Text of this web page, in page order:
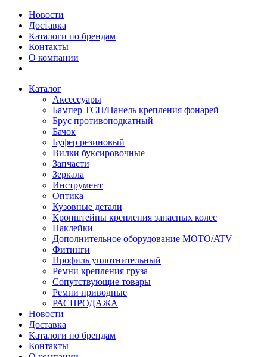
Новости
Доставка
Каталоги по брендам
Контакты
О компании
Каталог
Аксессуары
Бампер ТСП/Панель крепления фонарей
Брус противоподкатный
Бачок
Буфер резиновый
Вилки буксировочные
Запчасти
Зеркала
Инструмент
Оптика
Кузовные детали
Кронштейны крепления запасных колес
Наклейки
Дополнительное оборудование MOTO/ATV
Фитинги
Профиль уплотнительный
Ремни крепления груза
Сопутствующие товары
Ремни приводные
РАСПРОДАЖА
Новости
Доставка
Каталоги по брендам
Контакты